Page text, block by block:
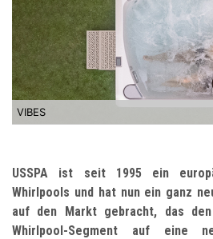
VIBES
USSPA ist seit 1995 ein
Whirlpools und hat nun ein ganz
auf den Markt gebracht, das
Whirlpool-Segment auf eine